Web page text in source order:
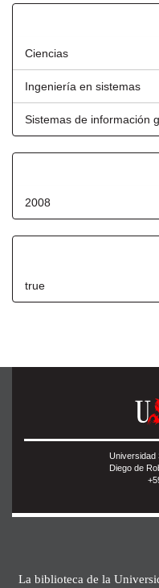
Ciencias
Ingeniería en sistemas
Sistemas de información
2008
true
Universidad
Diego de
La biblioteca de la